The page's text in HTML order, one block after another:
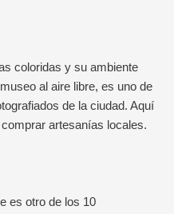
coloridas y su ambiente
al aire libre, es uno de
de la ciudad. Aquí
artesanías locales.
es otro de los 10